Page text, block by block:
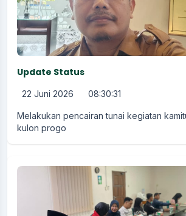
Update Status
22 Juni 2026 08:30:31
Melakukan pencairan tunai kegiatan
kulon progo